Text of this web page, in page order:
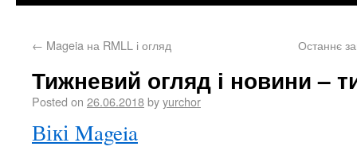
← Mageia на RMLL і огляд Останнє
Тижневий огляд і новини –
Posted on 26.06.2018byyurchor
Вікі Mageia